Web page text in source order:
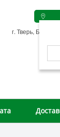
г. Тверь,